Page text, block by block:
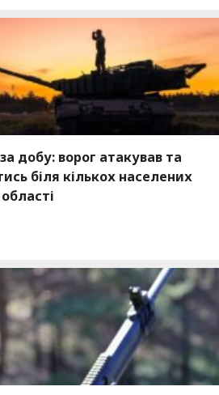
добу: ворог атакував та
біля кількох населених